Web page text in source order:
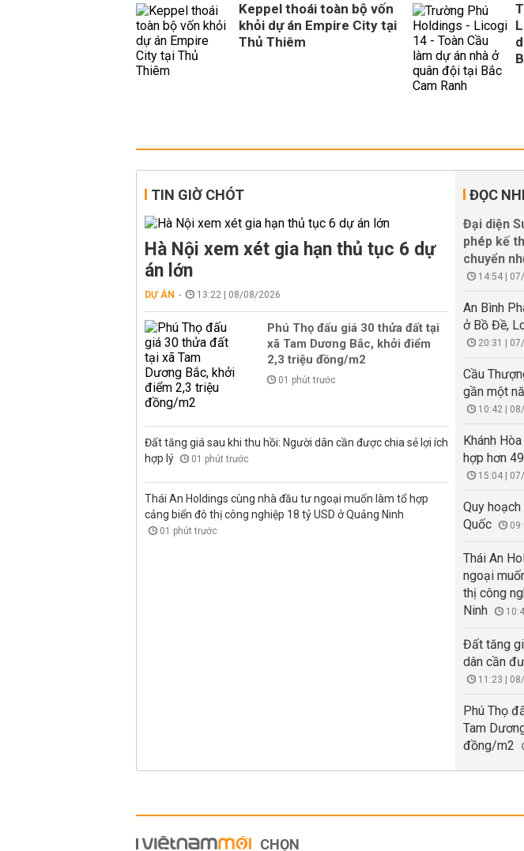
Keppel thoái toàn bộ vốn
khỏi dự án Empire City tại
Thủ Thiêm
TIN GIỜ CHÓT
Hà Nội xem xét gia hạn thủ tục 6 dự
án lớn
DỰ ÁN 13:22 | 08/08/2026
Phú Thọ đấu giá 30 thửa đất tại
xã Tam Dương Bắc, khởi điểm
2,3 triệu đồng/m2
01 phút trước
Đất tăng giá sau khi thu hồi: Người dân cần được chia sẻ lợi ích
hợp lý
01 phút trước
Thái An Holdings cùng nhà đầu tư ngoại muốn làm tổ hợp
cảng biển đô thị công nghiệp 18 tỷ USD ở Quảng Ninh
01 phút trước
ĐỌC
Đại diện
phép kế
chuyển
14:54 |
An Bình
ở Bồ Đề,
20:31 |
Cầu
gần một
10:42 |
Khánh
hợp hơn
15:04 |
Quy
Quốc
Thái An
ngoại
thị công
Ninh
Đất tăng
dân cần
11:23 |
Phú Thọ
Tam
đồng/m2
CHỌN